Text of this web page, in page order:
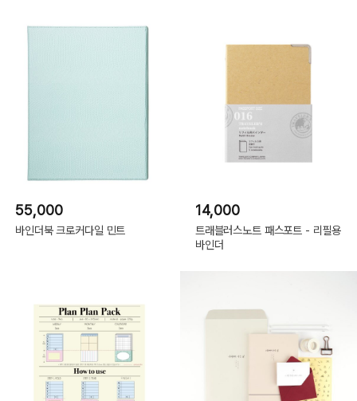
55,000
바인더북 크로커다일 민트
14,000
트래블러스노트 패스포트 - 리필용
바인더